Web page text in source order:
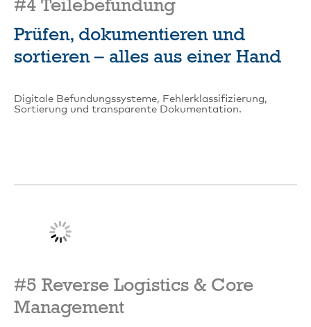
#4 Teilebefundung
Prüfen, dokumentieren und
sortieren – alles aus einer Hand
Digitale Befundungssysteme, Fehlerklassifizierung,
Sortierung und transparente Dokumentation.
#5 Reverse Logistics & Core
Management